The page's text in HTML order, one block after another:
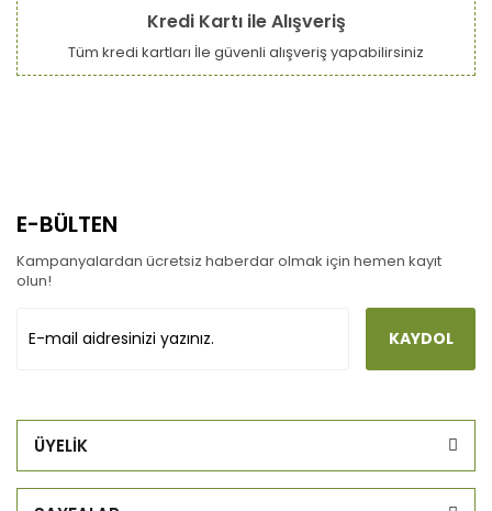
Kredi Kartı ile Alışveriş
Tüm kredi kartları İle güvenli alışveriş yapabilirsiniz
E-BÜLTEN
Kampanyalardan ücretsiz haberdar olmak için hemen kayıt
olun!
KAYDOL
ÜYELİK